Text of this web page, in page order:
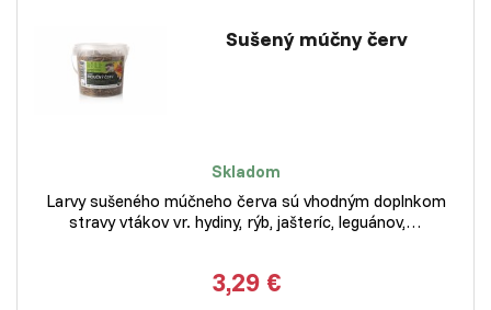
Sušený múčny červ
Skladom
Larvy sušeného múčneho červa sú vhodným doplnkom
stravy vtákov vr. hydiny, rýb, jašteríc, leguánov,…
3,29 €